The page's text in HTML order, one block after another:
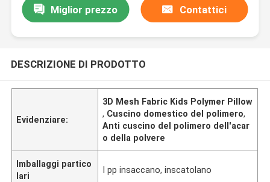
Miglior prezzo Contattici
DESCRIZIONE DI PRODOTTO
Evidenziare:
3D Mesh Fabric Kids Polymer Pillow
, Cuscino domestico del polimero,
Anti cuscino del polimero dell'acar
o della polvere
Imballaggi partico
lari
I pp insaccano, inscatolano